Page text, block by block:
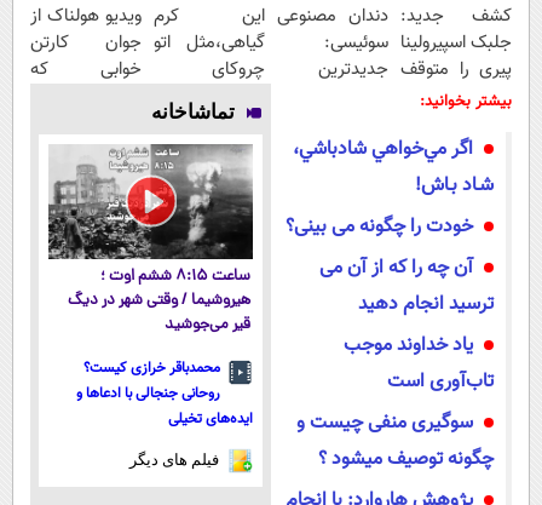
کشف جدید:
جلبک اسپیرولینا
پیری را متوقف
می
دندان مصنوعی
سوئیسی:
جدیدترین
پرداخت قسطی
این کرم
گیاهی،مثل اتو
چروکای
پوستتوصاف
میکنه!50%تخفیف
ویدیو هولناک از
جوان کارتن
خوابی که
بیشتر بخوانید:
اگر مي‌خواهي شادباشي،
شـاد بـاش!
خودت را چگونه می بینی؟
آن چه را که از آن می
ترسید انجام دهید
یاد خداوند موجب
تاب‌آوری است
سوگیری منفی چیست و
چگونه توصیف میشود ؟
تماشاخانه
ساعت ۸:۱۵ ششم اوت ؛
هیروشیما / وقتی شهر در دیگ
قیر می‌جوشید
محمدباقر خرازی کیست؟
روحانی جنجالی با ادعاها و
ایده‌های تخیلی
فیلم های دیگر